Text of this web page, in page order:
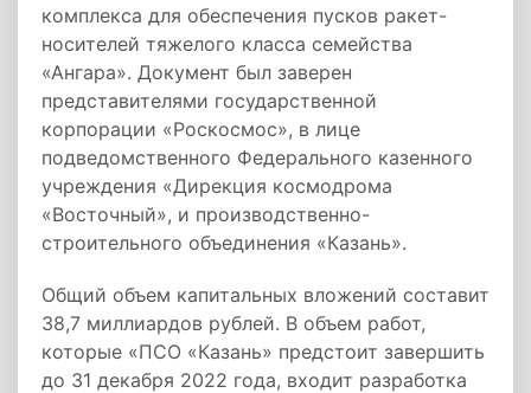
комплекса для обеспечения пусков ракет-
носителей тяжелого класса семейства
«Ангара». Документ был заверен
представителями государственной
корпорации «Роскосмос», в лице
подведомственного Федерального казенного
учреждения «Дирекция космодрома
«Восточный», и производственно-
строительного объединения «Казань».
Общий объем капитальных вложений составит
38,7 миллиардов рублей. В объем работ,
которые «ПСО «Казань» предстоит завершить
до 31 декабря 2022 года, входит разработка